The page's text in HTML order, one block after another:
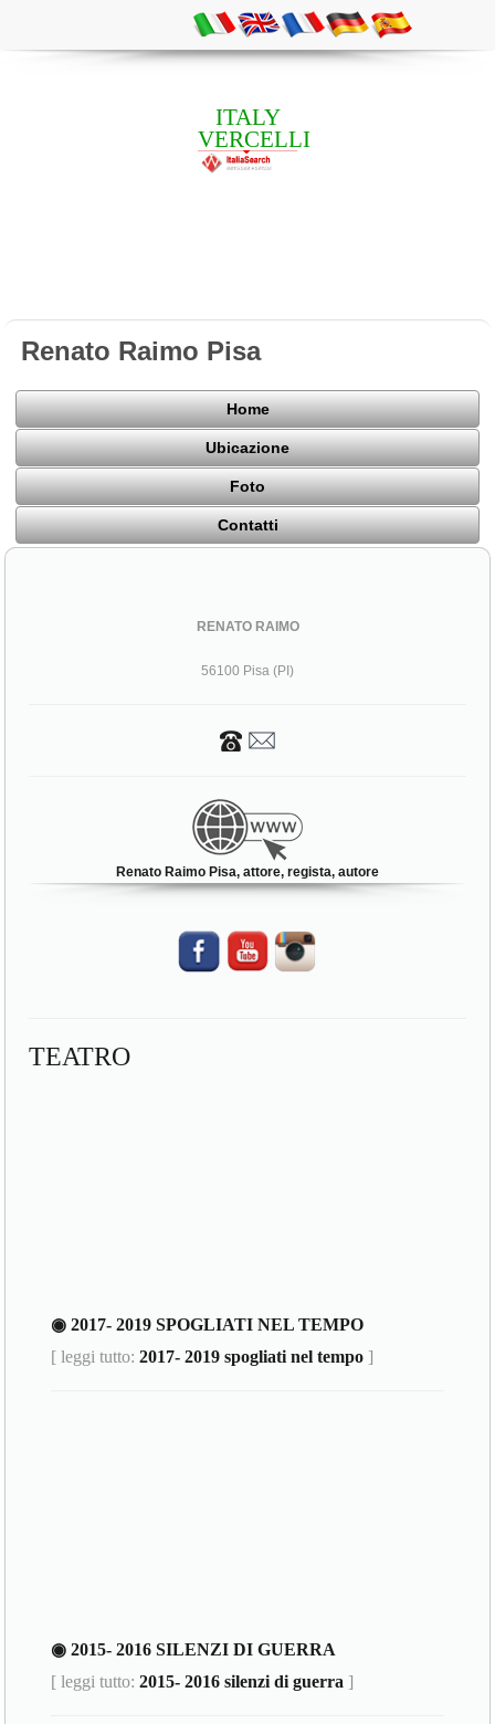
ITALY
VERCELLI
Renato Raimo Pisa
Home
Ubicazione
Foto
Contatti
RENATO RAIMO
56100 Pisa (PI)
Renato Raimo Pisa, attore, regista, autore
TEATRO
◉ 2017- 2019 SPOGLIATI NEL TEMPO
[ leggi tutto:2017- 2019 spogliati nel tempo ]
◉ 2015- 2016 SILENZI DI GUERRA
[ leggi tutto:2015- 2016 silenzi di guerra ]